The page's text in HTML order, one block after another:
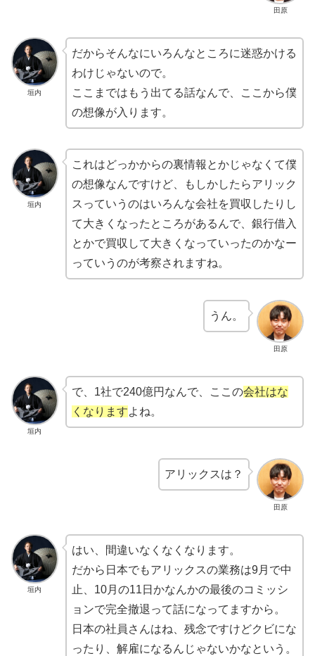
田原
垣内
だからそんなにいろんなところに迷惑かける
わけじゃないので。
ここまではもう出てる話なんで、ここから僕
の想像が入ります。
垣内
これはどっかからの裏情報とかじゃなくて僕
の想像なんですけど、もしかしたらアリック
スっていうのはいろんな会社を買収したりし
て大きくなったところがあるんで、銀行借入
とかで買収して大きくなっていったのかなー
っていうのが考察されますね。
田原
うん。
垣内
で、1社で240億円なんで、ここの会社はな
くなりますよね。
田原
アリックスは？
垣内
はい、間違いなくなくなります。
だから日本でもアリックスの業務は9月で中
止、10月の11日かなんかの最後のコミッシ
ョンで完全撤退って話になってますから。
日本の社員さんはね、残念ですけどクビにな
ったり、解雇になるんじゃないかなという。